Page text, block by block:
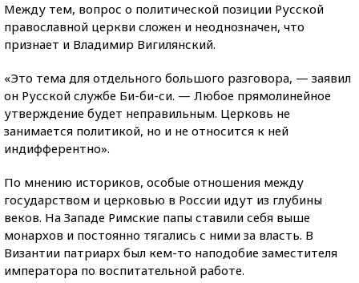
Между тем, вопрос о политической позиции Русской
православной церкви сложен и неоднозначен, что
признает и Владимир Вигилянский.
«Это тема для отдельного большого разговора, — заявил
он Русской службе Би-би-си. — Любое прямолинейное
утверждение будет неправильным. Церковь не
занимается политикой, но и не относится к ней
индифферентно».
По мнению историков, особые отношения между
государством и церковью в России идут из глубины
веков. На Западе Римские папы ставили себя выше
монархов и постоянно тягались с ними за власть. В
Византии патриарх был кем-то наподобие заместителя
императора по воспитательной работе.